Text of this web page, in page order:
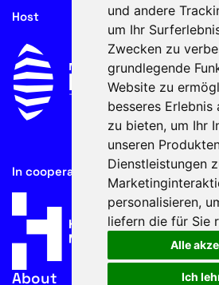
und andere
um Ihr
Zwecken zu
grundlegende
Website zu
besseres Erlebnis
zu bieten, um Ihr
unseren
Dienstleistungen
personalisieren,
liefern die für Sie
Alle
Ich
Host
In cooperation with
About